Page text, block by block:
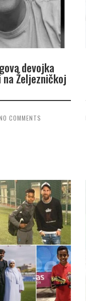
devojka
Željezničkoj
COMMENTS